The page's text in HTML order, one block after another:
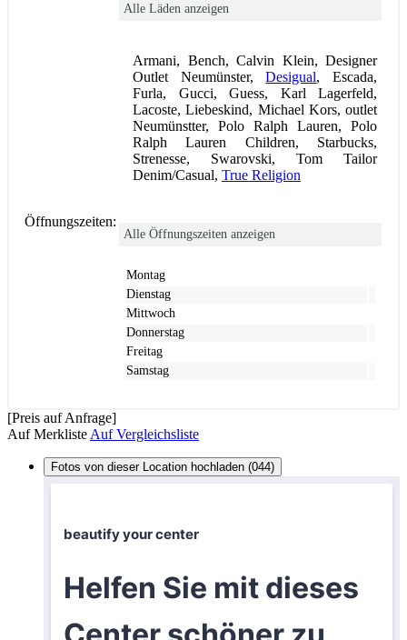
Alle Läden anzeigen
Armani, Bench, Calvin Klein, Designer
Outlet Neumünster,Desigual, Escada,
Furla, Gucci, Guess, Karl Lagerfeld,
Lacoste, Liebeskind, Michael Kors, outlet
Neumünstter, Polo Ralph Lauren, Polo
Ralph Lauren Children, Starbucks,
Strenesse, Swarovski, Tom Tailor
Denim/Casual, True Religion
Öffnungszeiten:
Alle Öffnungszeiten anzeigen
Montag
Dienstag
Mittwoch
Donnerstag
Freitag
Samstag
[Preis auf Anfrage]
Auf Merkliste Auf Vergleichsliste
Fotos von dieser Location hochladen (044)